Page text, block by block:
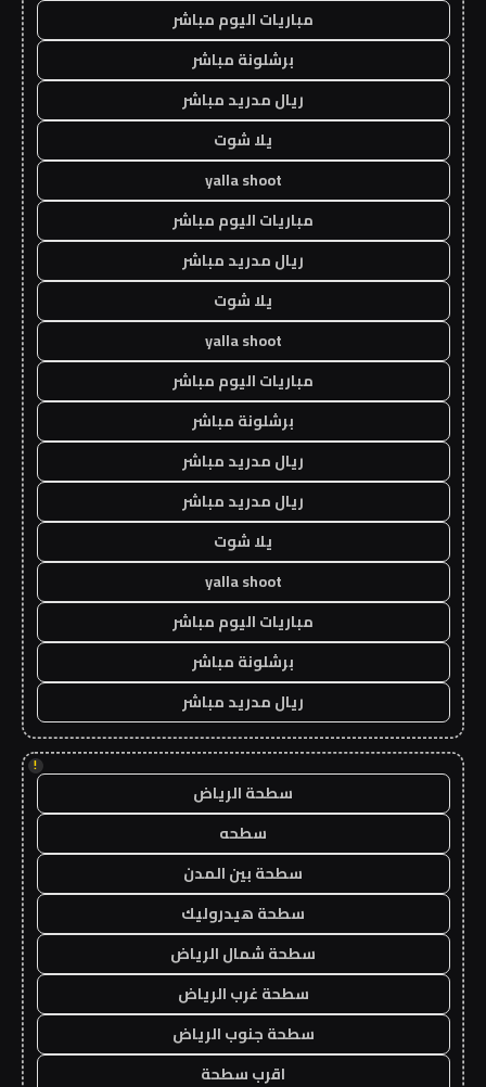
مباريات اليوم مباشر
برشلونة مباشر
ريال مدريد مباشر
يلا شوت
yalla shoot
مباريات اليوم مباشر
ريال مدريد مباشر
يلا شوت
yalla shoot
مباريات اليوم مباشر
برشلونة مباشر
ريال مدريد مباشر
ريال مدريد مباشر
يلا شوت
yalla shoot
مباريات اليوم مباشر
برشلونة مباشر
ريال مدريد مباشر
!
سطحة الرياض
سطحه
سطحة بين المدن
سطحة هيدروليك
سطحة شمال الرياض
سطحة غرب الرياض
سطحة جنوب الرياض
اقرب سطحة